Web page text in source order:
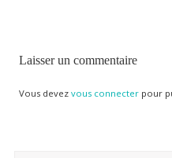
Laisser un commentaire
Vous devez vous connecterpour